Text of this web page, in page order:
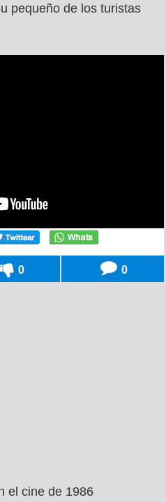
pequeño de los turistas
0 0
el cine de 1986